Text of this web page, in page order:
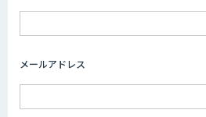
メールアドレス